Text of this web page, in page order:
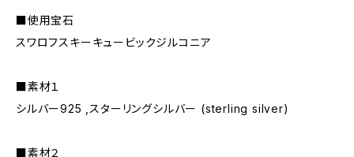
■使用宝石
スワロフスキーキュービックジルコニア
■素材１
シルバー925 ,スターリングシルバー (sterling silver)
■素材２